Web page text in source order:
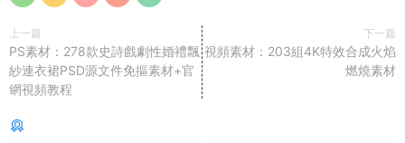
上一篇
PS素材：278款史詩戲劇性婚禮飄
紗連衣裙PSD源文件免摳素材+官
網視頻教程
下一篇
視頻素材：203組4K特效合成火焰
燃燒素材